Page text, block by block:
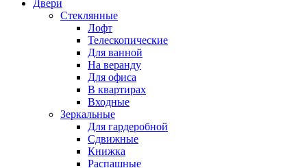
Двери
Стеклянные
Лофт
Телескопические
Для ванной
На веранду
Для офиса
В квартирах
Входные
Зеркальные
Для гардеробной
Сдвижные
Книжка
Распашные